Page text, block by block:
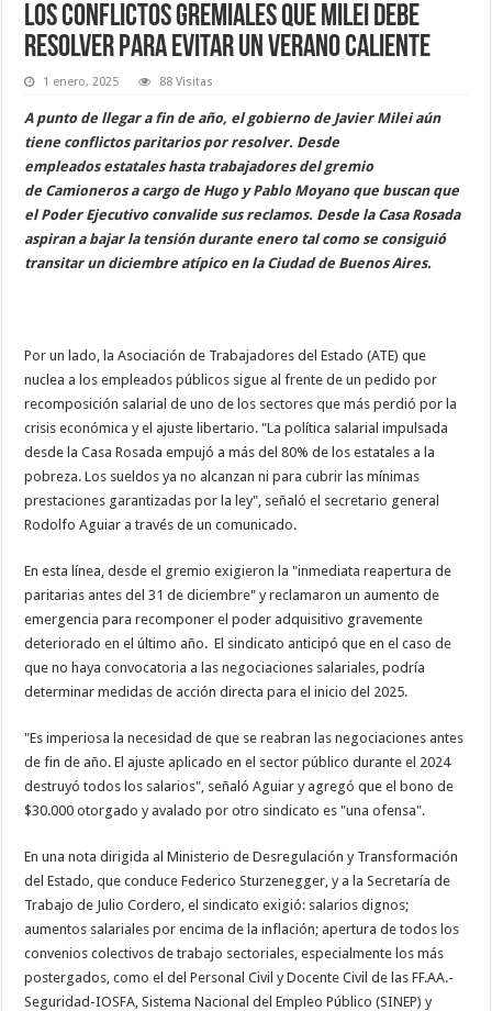
Los conflictos gremiales que Milei debe
resolver para evitar un verano caliente
1 enero, 2025 88 Visitas
A punto de llegar a fin de año, el gobierno de Javier Milei aún
tiene conflictos paritarios por resolver. Desde
empleados estatales hasta trabajadores del gremio
de Camioneros a cargo de Hugo y Pablo Moyano que buscan que
el Poder Ejecutivo convalide sus reclamos. Desde la Casa Rosada
aspiran a bajar la tensión durante enero tal como se consiguió
transitar un diciembre atípico en la Ciudad de Buenos Aires.
Por un lado, la Asociación de Trabajadores del Estado (ATE) que
nuclea a los empleados públicos sigue al frente de un pedido por
recomposición salarial de uno de los sectores que más perdió por la
crisis económica y el ajuste libertario. "La política salarial impulsada
desde la Casa Rosada empujó a más del 80% de los estatales a la
pobreza. Los sueldos ya no alcanzan ni para cubrir las mínimas
prestaciones garantizadas por la ley", señaló el secretario general
Rodolfo Aguiar a través de un comunicado.
En esta línea, desde el gremio exigieron la "inmediata reapertura de
paritarias antes del 31 de diciembre" y reclamaron un aumento de
emergencia para recomponer el poder adquisitivo gravemente
deteriorado en el último año. El sindicato anticipó que en el caso de
que no haya convocatoria a las negociaciones salariales, podría
determinar medidas de acción directa para el inicio del 2025.
"Es imperiosa la necesidad de que se reabran las negociaciones antes
de fin de año. El ajuste aplicado en el sector público durante el 2024
destruyó todos los salarios", señaló Aguiar y agregó que el bono de
$30.000 otorgado y avalado por otro sindicato es "una ofensa".
En una nota dirigida al Ministerio de Desregulación y Transformación
del Estado, que conduce Federico Sturzenegger, y a la Secretaría de
Trabajo de Julio Cordero, el sindicato exigió: salarios dignos;
aumentos salariales por encima de la inflación; apertura de todos los
convenios colectivos de trabajo sectoriales, especialmente los más
postergados, como el del Personal Civil y Docente Civil de las FF.AA.-
Seguridad-IOSFA, Sistema Nacional del Empleo Público (SINEP) y